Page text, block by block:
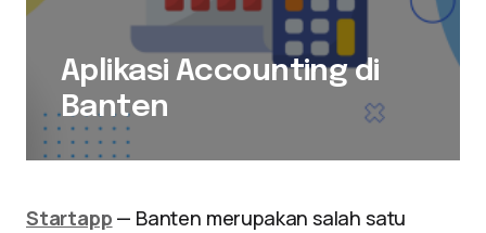
Aplikasi Accounting di
Banten
Startapp — Banten merupakan salah satu